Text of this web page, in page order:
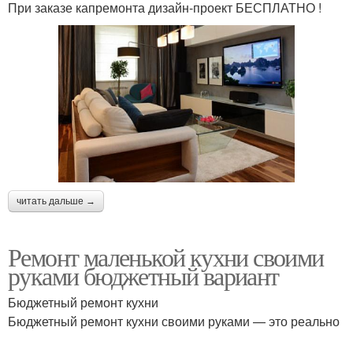
При заказе капремонта дизайн-проект БЕСПЛАТНО !
читать дальше →
Ремонт маленькой кухни своими
руками бюджетный вариант
Бюджетный ремонт кухни
Бюджетный ремонт кухни своими руками — это реально